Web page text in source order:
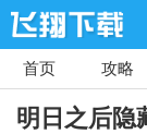
首页 攻略
明日之后隐